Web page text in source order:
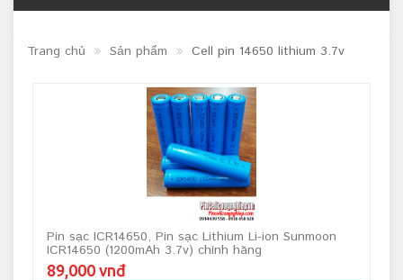
Trang chủ Sản phẩm Cell pin 14650 lithium 3.7v
Pin sạc ICR14650, Pin sạc Lithium Li-ion Sunmoon
ICR14650 (1200mAh 3.7v) chính hãng
89,000 vnđ